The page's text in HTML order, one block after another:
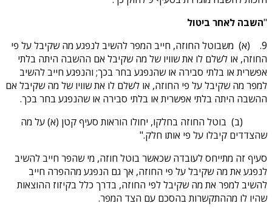
"השבה לאחר ביטול
9.
(א) משבוטל החוזה, חייב המפר להשיב לנפגע מה שקיבל על פי
החוזה, או לשלם לו את שוויו של מה שקיבל אם ההשבה היתה בלתי
אפשרית או בלתי סבירה או שהנפגע בחר בכך; והנפגע חייב להשיב
למפר מה שקיבל על פי החוזה, או לשלם לו את שוויו של מה שקיבל אם
ההשבה היתה בלתי אפשרית או בלתי סבירה או שהנפגע בחר בכך.
(ב) בוטל החוזה בחלקו, יחולו הוראות סעיף קטן (א) על מה
שהצדדים קיבלו על פי אותו חלק."
סעיף זה מתייחס לעובדה שכאשר בוטל חוזה, מי שהפר חייב להשיב
לנפגע את מה שקיבל על פי החוזה, אך גם הנפגע מההפרה חייב
להשיב למפר את מה שקיבל לפי החוזה, בדרך כלל בקיזוז ההוצאות
שהיו לו מההתקשרות בהסכם עם הצד המפר.